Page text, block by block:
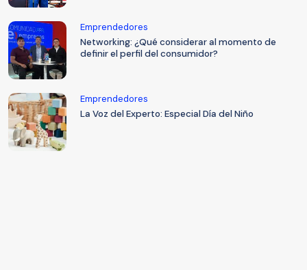
Emprendedores
Networking: ¿Qué considerar al momento de
definir el perfil del consumidor?
Emprendedores
La Voz del Experto: Especial Día del Niño